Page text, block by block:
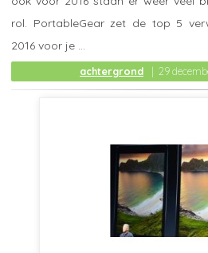
achtergrond 29
rol. PortableGear zet de top 5
2016 voor je ...